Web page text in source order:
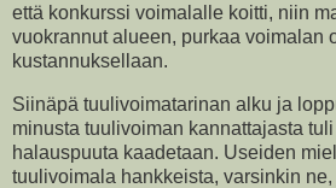
että konkurssi voimalalle koitti, niin
vuokrannut alueen, purkaa voimalan
kustannuksellaan.
Siinäpä tuulivoimatarinan alku ja
minusta tuulivoiman kannattajasta
halauspuuta kaadetaan. Useiden
tuulivoimala hankkeista, varsinkin